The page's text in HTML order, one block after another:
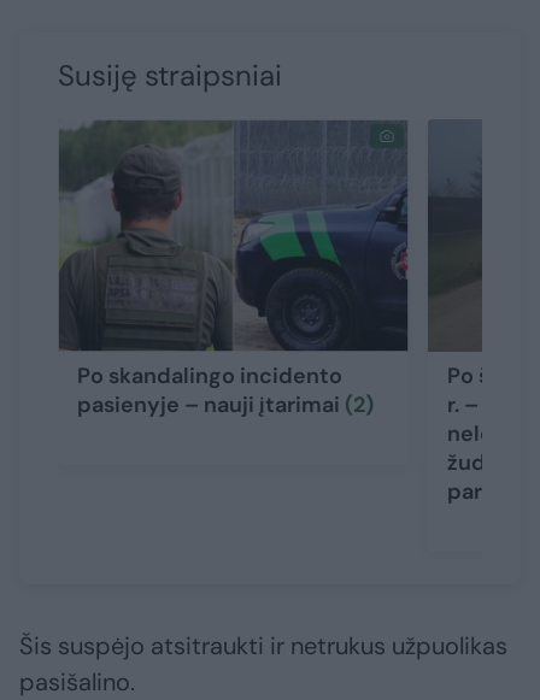
Susiję straipsniai
Po skandalingo incidento
pasienyje – nauji įtarimai (2)
Po
r. –
žudikas
Šis suspėjo atsitraukti ir netrukus užpuolikas
pasišalino.